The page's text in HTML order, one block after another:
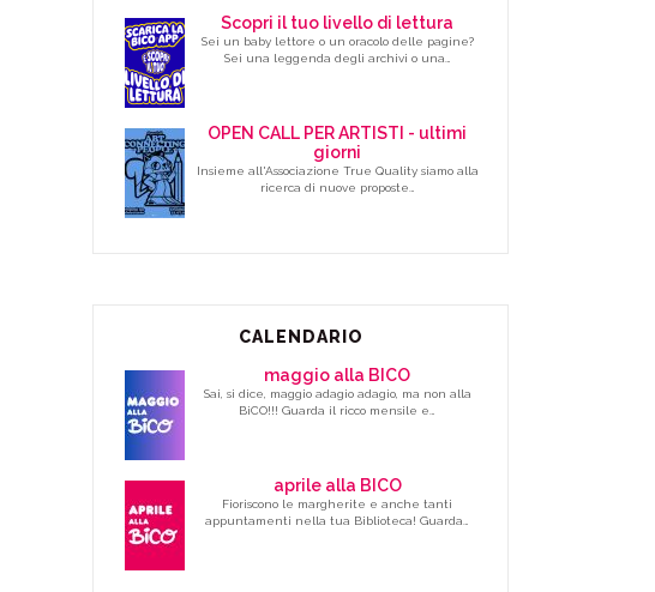
Scopri il tuo livello di lettura
Sei un baby lettore o un oracolo delle pagine?
Sei una leggenda degli archivi o una…
OPEN CALL PER ARTISTI - ultimi
giorni
Insieme all'Associazione True Quality siamo alla
ricerca di nuove proposte…
CALENDARIO
maggio alla BICO
Sai, si dice, maggio adagio adagio, ma non alla
BiCO!!! Guarda il ricco mensile e…
aprile alla BICO
Fioriscono le margherite e anche tanti
appuntamenti nella tua Biblioteca! Guarda…